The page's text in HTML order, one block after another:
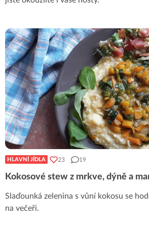
HLAVNÍ JÍDLA 23 19
Kokosové stew z mrkve, dýně a
Slaďounká zelenina s vůní kokosu se
na večeři.